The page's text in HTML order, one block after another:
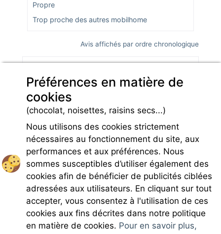
Propre
Trop proche des autres mobilhome
Avis affichés par ordre chronologique
En savoir plus
Rejoignez-nous
Préférences en matière de
cookies
(chocolat, noisettes, raisins secs...)
Nous utilisons des cookies strictement
nécessaires au fonctionnement du site, aux
performances et aux préférences. Nous
sommes susceptibles d’utiliser également des
cookies afin de bénéficier de publicités ciblées
adressées aux utilisateurs. En cliquant sur tout
accepter, vous consentez à l'utilisation de ces
cookies aux fins décrites dans notre politique
en matière de cookies. Pour en savoir plus,